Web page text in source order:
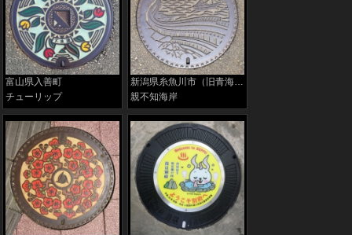
富山県入善町
チューリップ
親不知海岸